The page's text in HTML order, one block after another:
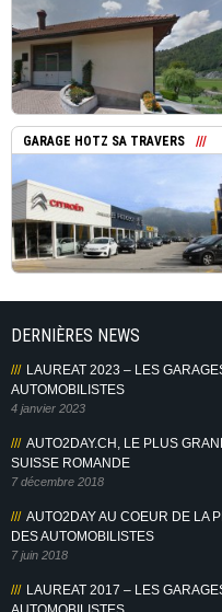
GARAGE HOTZ SA TRAVERS
DERNIÈRES NEWS
LAUREAT 2023 – LES
AUTOMOBILISTES
4 janvier 2023
AUTO2DAY.CH, LE PLUS
SUISSE ROMANDE
7 décembre 2018
AUTO2DAY AU COEUR DE LA
DES AUTOMOBILISTES
7 juin 2018
LAUREAT 2017 – LES